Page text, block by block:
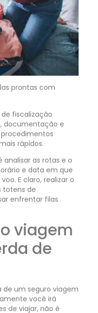
prontas com
fiscalização
documentação e
rápidos.
as rotas e o
e data em que
E claro, realizar o
totens de
enfrentar filas
viagem
de
um seguro viagem
você irá
de viajar, não é